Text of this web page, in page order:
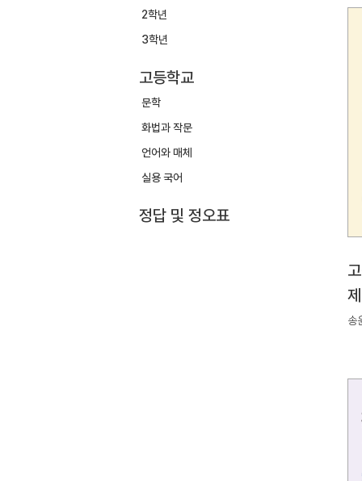
2학년
3학년
고등학교
문학
화법과 작문
언어와 매체
실용 국어
정답 및 정오표
송